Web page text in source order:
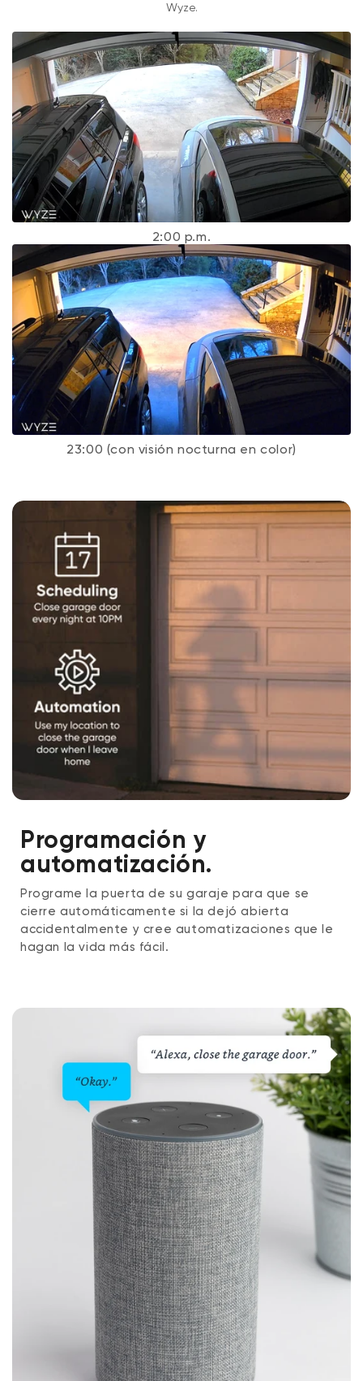
Wyze.
2:00 p.m.
23:00 (con visión nocturna en color)
Programación y
automatización.
Programe la puerta de su garaje para que se
cierre automáticamente si la dejó abierta
accidentalmente y cree automatizaciones que le
hagan la vida más fácil.